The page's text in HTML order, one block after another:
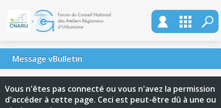
Message vBulletin
Vous n'êtes pas connecté ou vous n'avez la permission
d'accéder à cette page. Ceci est peut-être dû à une ou